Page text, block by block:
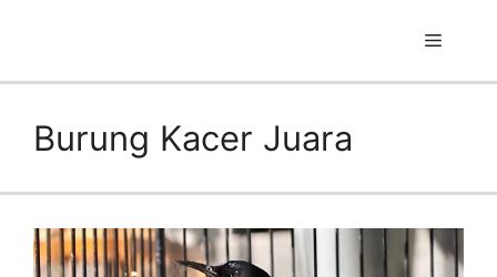
Menu
Burung Kacer Juara